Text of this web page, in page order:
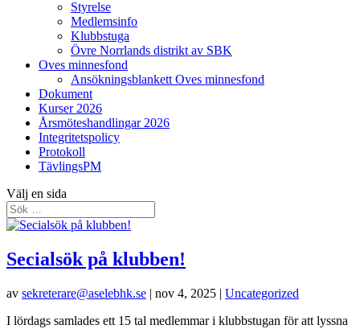
Styrelse
Medlemsinfo
Klubbstuga
Övre Norrlands distrikt av SBK
Oves minnesfond
Ansökningsblankett Oves minnesfond
Dokument
Kurser 2026
Årsmöteshandlingar 2026
Integritetspolicy
Protokoll
TävlingsPM
Välj en sida
Secialsök på klubben!
av sekreterare@aselebhk.se | nov 4, 2025 | Uncategorized
I lördags samlades ett 15 tal medlemmar i klubbstugan för att lyssna